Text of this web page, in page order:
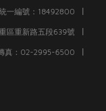
一編號：18492800 |
區重新路五段639號 |
真：02-2995-6500 |